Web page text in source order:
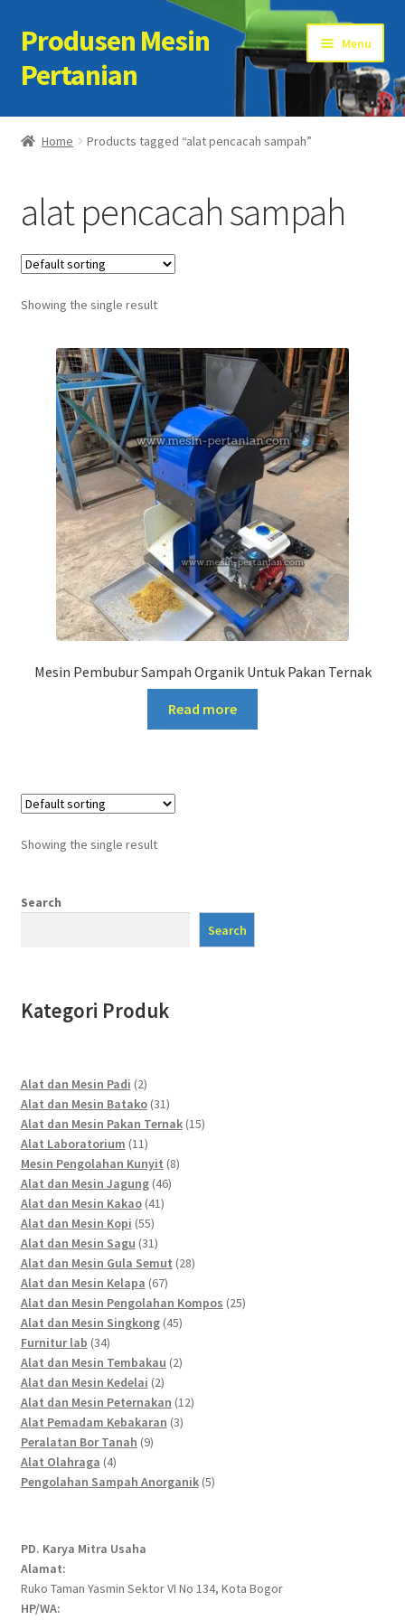
Skip
to
navigation
Skip
to
content
Produsen Mesin
Pertanian
Menu
Home
Cart
Checkout
Kontak Kami
My account
Sample Page
Home Products tagged “alat pencacah sampah”
alat pencacah sampah
Showing the single result
Mesin Pembubur Sampah Organik Untuk Pakan Ternak
Read more
Showing the single result
Search
Search
Kategori Produk
Alat dan Mesin Padi 22
products
Alat dan Mesin Batako 3131
products
Alat dan Mesin Pakan Ternak 1515
Alat Laboratorium 1111
products
Mesin Pengolahan Kunyit 88
Alat dan Mesin Jagung 4646
Alat dan Mesin Kakao 4141
Alat dan Mesin Kopi 5555
products
Alat dan Mesin Sagu 3131
products
Alat dan Mesin Gula Semut 2828
Alat dan Mesin Kelapa 6767
products
Alat dan Mesin Pengolahan Kompos 2525
Alat dan Mesin Singkong 4545
Furnitur lab 3434
products
Alat dan Mesin Tembakau 22
Alat dan Mesin Kedelai 22
products
Alat dan Mesin Peternakan 1212
Alat Pemadam Kebakaran 33
Peralatan Bor Tanah 99
Alat Olahraga 44
products
Pengolahan Sampah Anorganik 55
PD. Karya Mitra Usaha
Alamat:
Ruko Taman Yasmin Sektor VI No 134, Kota Bogor
HP/WA: